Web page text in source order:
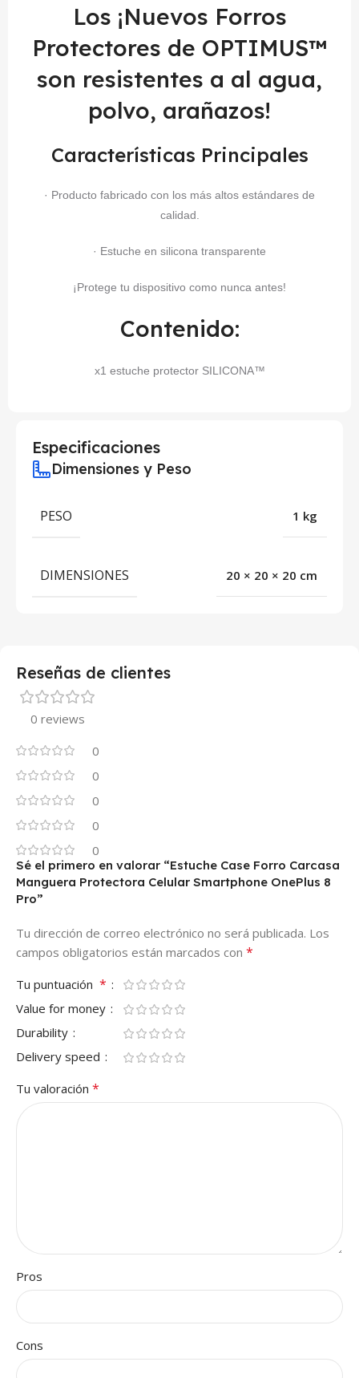
Los ¡Nuevos Forros
Protectores de OPTIMUS™
son resistentes a al agua,
polvo, arañazos!
Características Principales
· Producto fabricado con los más altos estándares de
calidad.
· Estuche en silicona transparente
¡Protege tu dispositivo como nunca antes!
Contenido:
x1 estuche protector SILICONA™
Especificaciones
Dimensiones y Peso
PESO 1 kg
DIMENSIONES 20 × 20 × 20 cm
Reseñas de clientes
0 reviews
0
0
0
0
0
Sé el primero en valorar “Estuche Case Forro Carcasa
Manguera Protectora Celular Smartphone OnePlus 8
Pro”
Tu dirección de correo electrónico no será publicada. Los
campos obligatorios están marcados con *
Tu puntuación *
Value for money
Durability
Delivery speed
Tu valoración *
Pros
Cons